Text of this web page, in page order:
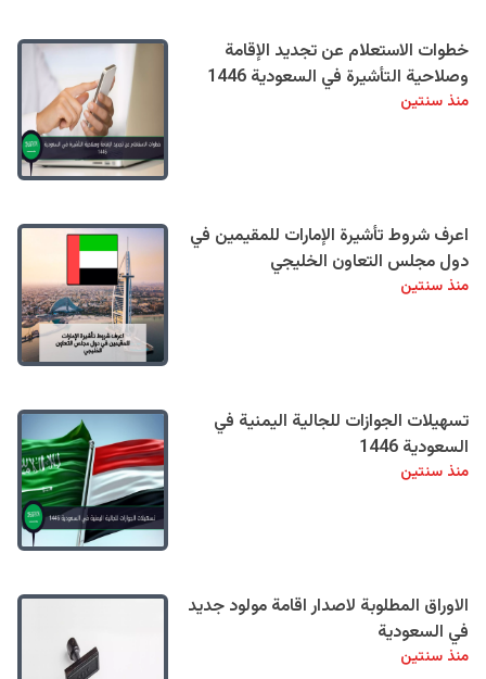
خطوات الاستعلام عن تجديد الإقامة
وصلاحية التأشيرة في السعودية 1446
منذ سنتين
اعرف شروط تأشيرة الإمارات للمقيمين في
دول مجلس التعاون الخليجي
منذ سنتين
تسهيلات الجوازات للجالية اليمنية في
السعودية 1446
منذ سنتين
الاوراق المطلوبة لاصدار اقامة مولود جديد
في السعودية
منذ سنتين